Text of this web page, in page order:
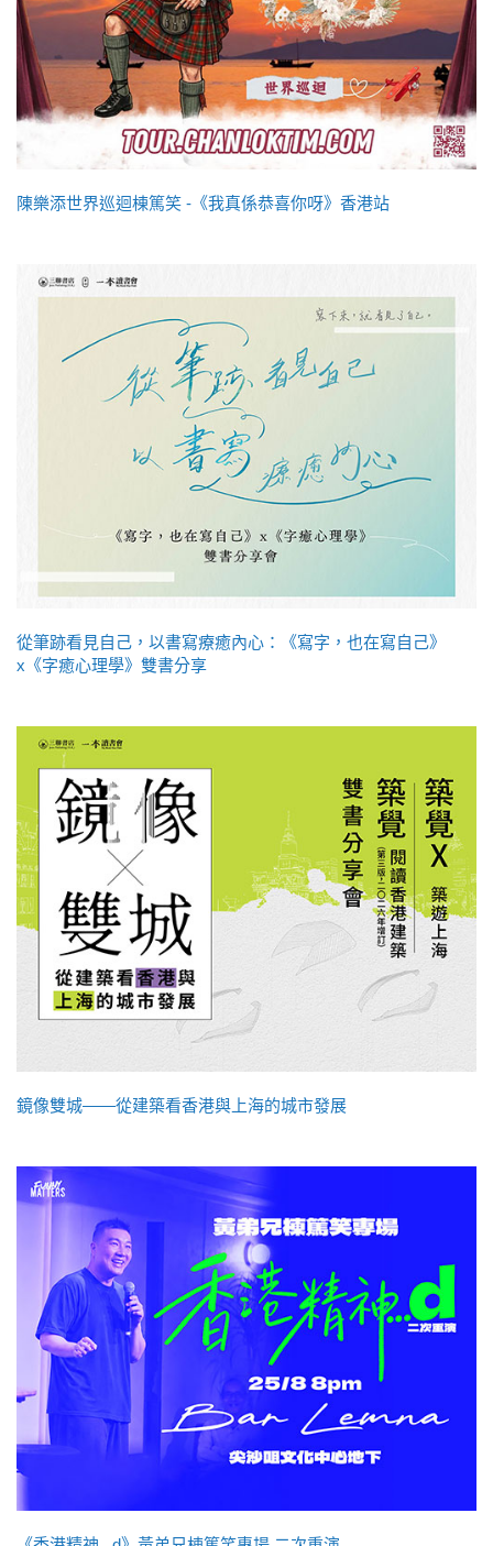
陳樂添世界巡迴棟篤笑 -《我真係恭喜你呀》香港站
從筆跡看見自己，以書寫療癒內心：《寫字，也在寫自己》
x《字癒心理學》雙書分享
鏡像雙城——從建築看香港與上海的城市發展